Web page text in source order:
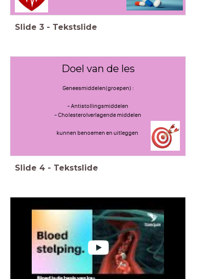
Slide 3 - Tekstslide
Doel van de les
Geneesmiddelen(groepen) :
- Antistollingsmiddelen
- Cholesterolverlagende middelen
kunnen benoemen en uitleggen
Slide 4 - Tekstslide